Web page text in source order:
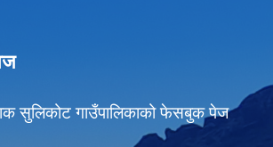
सुलिकोट गाउँपालिकाको फेसबुक पेज